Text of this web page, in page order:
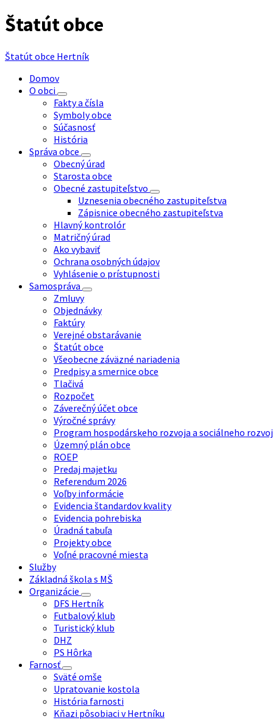
Štatút obce
Štatút obce Hertník
Domov
O obci
Fakty a čísla
Symboly obce
Súčasnosť
História
Správa obce
Obecný úrad
Starosta obce
Obecné zastupiteľstvo
Uznesenia obecného zastupiteľstva
Zápisnice obecného zastupiteľstva
Hlavný kontrolór
Matričný úrad
Ako vybaviť
Ochrana osobných údajov
Vyhlásenie o prístupnosti
Samospráva
Zmluvy
Objednávky
Faktúry
Verejné obstarávanie
Štatút obce
Všeobecne záväzné nariadenia
Predpisy a smernice obce
Tlačivá
Rozpočet
Záverečný účet obce
Výročné správy
Program hospodárskeho rozvoja a sociálneho
Územný plán obce
ROEP
Predaj majetku
Referendum 2026
Voľby informácie
Evidencia štandardov kvality
Evidencia pohrebiska
Úradná tabuľa
Projekty obce
Voľné pracovné miesta
Služby
Základná škola s MŠ
Organizácie
DFS Hertník
Futbalový klub
Turistický klub
DHZ
PS Hôrka
Farnosť
Sväté omše
Upratovanie kostola
História farnosti
Kňazi pôsobiaci v Hertníku